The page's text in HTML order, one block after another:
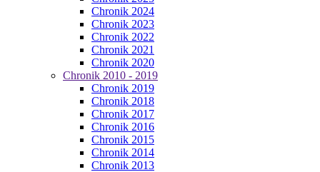
Chronik 2024
Chronik 2023
Chronik 2022
Chronik 2021
Chronik 2020
Chronik 2010 - 2019
Chronik 2019
Chronik 2018
Chronik 2017
Chronik 2016
Chronik 2015
Chronik 2014
Chronik 2013